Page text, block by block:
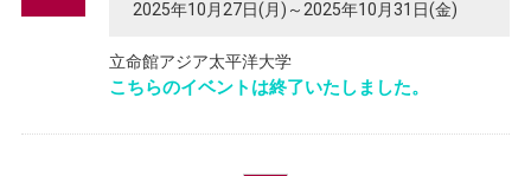
2025年10月27日(月)～2025年10月31日(金)
立命館アジア太平洋大学
こちらのイベントは終了いたしました。